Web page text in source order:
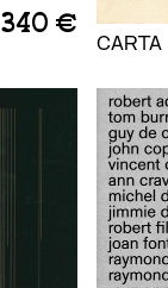
340 €
CARTA